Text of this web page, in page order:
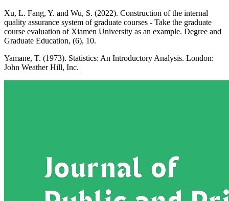
Xu, L. Fang, Y. and Wu, S. (2022). Construction of the internal
quality assurance system of graduate courses - Take the graduate
course evaluation of Xiamen University as an example. Degree and
Graduate Education, (6), 10.
Yamane, T. (1973). Statistics: An Introductory Analysis. London:
John Weather Hill, Inc.